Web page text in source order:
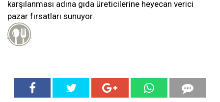
karşılanması adına gıda üreticilerine heyecan verici
pazar fırsatları sunuyor.